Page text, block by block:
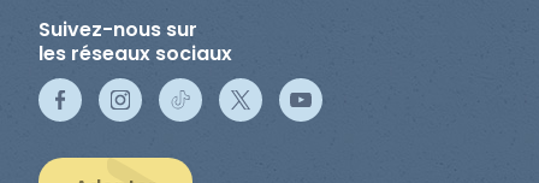
Suivez-nous sur
les réseaux sociaux